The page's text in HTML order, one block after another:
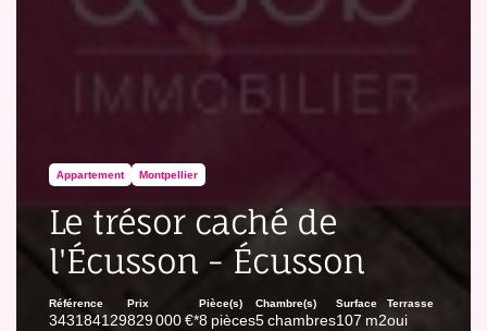
Appartement Montpellier
Le trésor caché de
l'Écusson - Écusson
Référence
343184129
Prix
829 000 €*
Pièce(s)
8 pièces
Chambre(s)
5 chambres
Surface
107 m2
Terrasse
oui